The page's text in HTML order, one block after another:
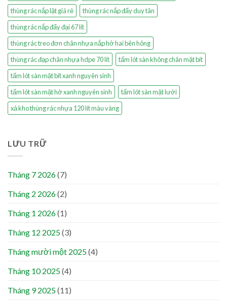
thùng rác nắp lật giá rẻ
thùng rác nắp đẩy duy tân
thùng rác nắp đẩy đại 67 lít
thùng rác treo đơn chân nhựa nắp hở hai bên hông
thùng rác đạp chân nhựa hdpe 70 lít
tấm lót sàn không chân mặt bít
tấm lót sàn mặt bít xanh nguyên sinh
tấm lót sàn mặt hở xanh nguyên sinh
tấm lót sàn mặt lưới
xả kho thùng rác nhựa 120 lít màu vàng
LƯU TRỮ
Tháng 7 2026(7)
Tháng 2 2026(2)
Tháng 1 2026(1)
Tháng 12 2025(3)
Tháng mười một 2025(4)
Tháng 10 2025(4)
Tháng 9 2025(11)